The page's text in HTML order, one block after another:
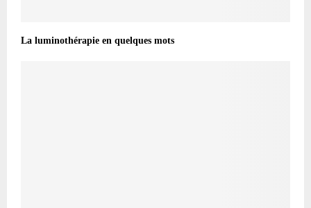
La luminothérapie en quelques mots